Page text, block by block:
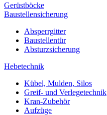
Gerüstböcke
Baustellensicherung
Absperrgitter
Baustellentür
Absturzsicherung
Hebetechnik
Kübel, Mulden, Silos
Greif- und Verlegetechnik
Kran-Zubehör
Aufzüge